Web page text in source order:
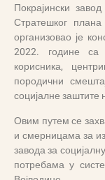
Покрајински
Стратешког
организовао је
2022. године са
корисника,
породични
социјалне заштите
Овим путем се
и смерницама за
завода за
потребама у